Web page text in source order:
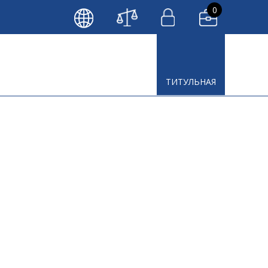
0
LT
ТИТУЛЬНАЯ